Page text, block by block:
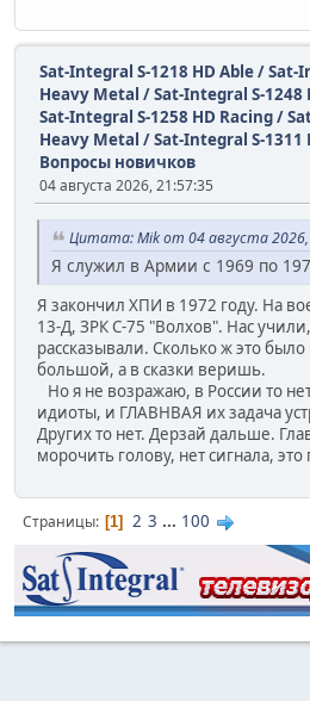
Sat-Integral S-1218 HD Able / Sat-
Heavy Metal / Sat-Integral S-1248
Sat-Integral S-1258 HD Racing /
Heavy Metal / Sat-Integral S-1311
Вопросы новичков
04 августа 2026, 21:57:35
Цитата: Mik от 04 августа 2026,
Я служил в Армии с 1969 по
Я закончил ХПИ в 1972 году. На
13-Д, ЗРК С-75 "Волхов". Нас
рассказывали. Сколько ж это
большой, а в сказки веришь.
Но я не возражаю, в России то
идиоты, и ГЛАВНВАЯ их задача
Других то нет. Дерзай дальше.
морочить голову, нет сигнала,
Страницы 1 2 3 ... 100